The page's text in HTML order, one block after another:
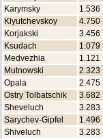
Karymsky
1.536
Klyutchevskoy
4.750
Korjakski
3.456
Ksudach
1.079
Medvezhia
1.121
Mutnowski
2.323
Opala
2.475
Ostry Tolbatschik
3.682
Sheveluch
3.283
Sarychev-Gipfel
1.496
Shiveluch
3.283